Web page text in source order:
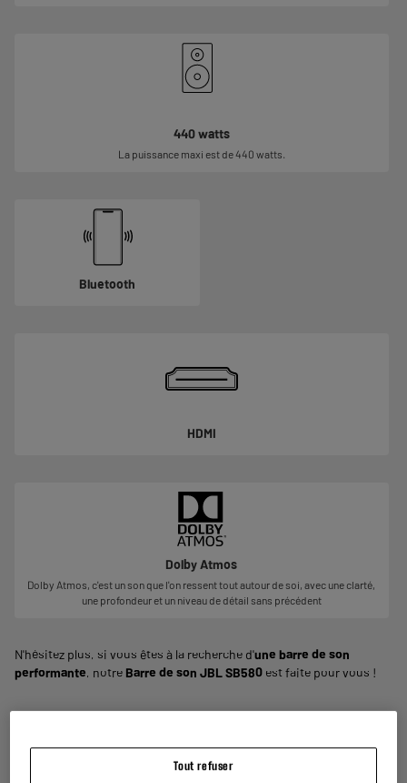
440 watts
La puissance maxi est de 440 watts.
Bluetooth
HDMI
Dolby Atmos
Dolby Atmos, c'est un son que l'on ressent tout autour de soi, avec une clarté,
une profondeur et un niveau de détail sans précédent
N'hésitez plus, si vous êtes à la recherche d'une barre de son
performante, notre Barre de son JBL SB580 est faite pour vous !
Jusqu'enaoût 2028
Tout refuser